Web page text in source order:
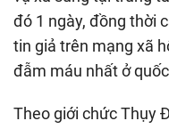
đó 1 ngày, đồng thời
tin giả trên mạng xã
đẫm máu nhất ở
Theo giới chức Thụy